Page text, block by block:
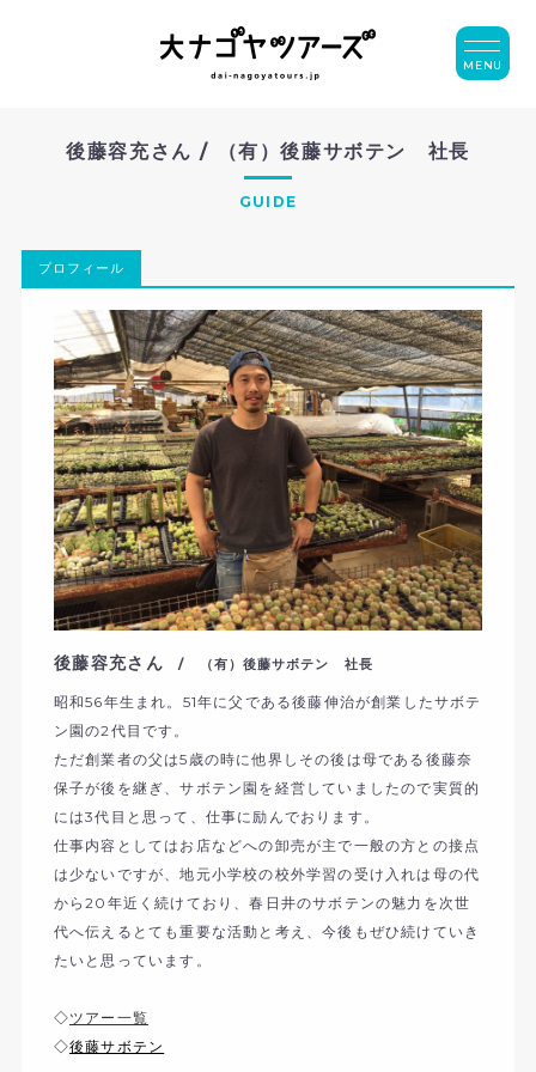
後藤容充さん / （有）後藤サボテン 社長
GUIDE
プロフィール
後藤容充さん / （有）後藤サボテン 社長
昭和56年生まれ。51年に父である後藤伸治が創業したサボテ
ン園の2代目です。
ただ創業者の父は5歳の時に他界しその後は母である後藤奈
保子が後を継ぎ、サボテン園を経営していましたので実質的
には3代目と思って、仕事に励んでおります。
仕事内容としてはお店などへの卸売が主で一般の方との接点
は少ないですが、地元小学校の校外学習の受け入れは母の代
から20年近く続けており、春日井のサボテンの魅力を次世
代へ伝えるとても重要な活動と考え、今後もぜひ続けていき
たいと思っています。
◇ツアー一覧
◇後藤サボテン
MENU